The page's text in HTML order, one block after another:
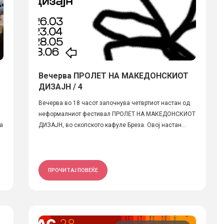
Вечерва ПРОЛЕТ НА МАКЕДОНСКИОТ
ДИЗАЈН / 4
Вечерва во 18 часот започнува четвртиот настан од
неформалниот фестивал ПРОЛЕТ НА МАКЕДОНСКИОТ
ДИЗАЈН, во скопското кафуле Бреза. Овој настан...
ПРОЧИТАЈ ПОВЕЌЕ